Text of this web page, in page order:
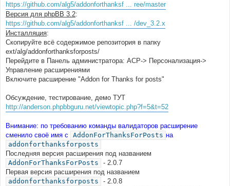
https://github.com/alg5/addonforthanksf ... ree/master
Версия для phpBB 3.2:
https://github.com/alg5/addonforthanksf ... /dev_3.2.x
Инсталляция:
Скопируйте всё содержимое репозитория в папку
ext/alg/addonforthanksforposts/
Перейдите в Панель администратора: АСР-> Персонализация->
Управление расширениями
Включите расширение "Addon for Thanks for posts"
Обсуждение, тестирование, демо ТУТ
http://anderson.phpbbguru.net/viewtopic.php?f=5&t=52
Внимание: по требованию команды валидаторов расширение
сменило своё имя с
AddonForThanksForPosts на
addonforthanksforposts
Последняя версия расширения под названием
AddonForThanksForPosts
- 2.0.7
Первая версия расширения под названием
addonforthanksforposts
- 2.0.8